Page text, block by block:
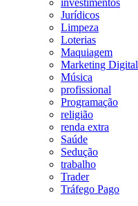
investimentos
Jurídicos
Limpeza
Loterias
Maquiagem
Marketing Digital
Música
profissional
Programação
religião
renda extra
Saúde
Sedução
trabalho
Trader
Tráfego Pago